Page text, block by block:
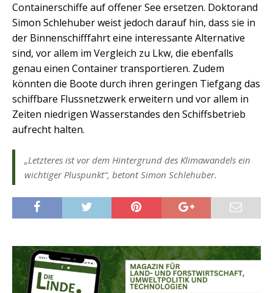
Containerschiffe auf offener See ersetzen. Doktorand
Simon Schlehuber weist jedoch darauf hin, dass sie in
der Binnenschifffahrt eine interessante Alternative
sind, vor allem im Vergleich zu Lkw, die ebenfalls
genau einen Container transportieren. Zudem
könnten die Boote durch ihren geringen Tiefgang das
schiffbare Flussnetzwerk erweitern und vor allem in
Zeiten niedrigen Wasserstandes den Schiffsbetrieb
aufrecht halten.
„Letzteres ist vor dem Hintergrund des Klimawandels ein
wichtiger Pluspunkt“, betont Simon Schlehuber.